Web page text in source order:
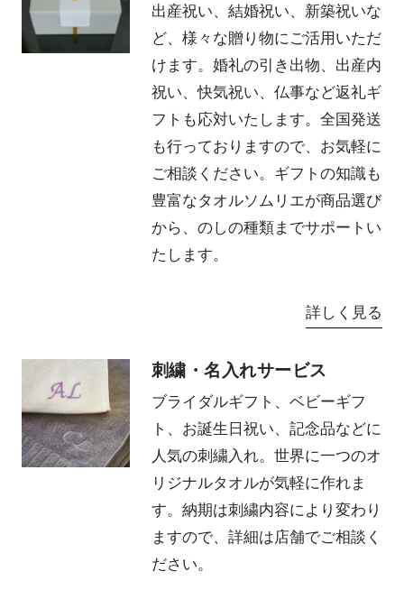
出産祝い、結婚祝い、新築祝いな
ど、様々な贈り物にご活用いただ
けます。婚礼の引き出物、出産内
祝い、快気祝い、仏事など返礼ギ
フトも応対いたします。全国発送
も行っておりますので、お気軽に
ご相談ください。ギフトの知識も
豊富なタオルソムリエが商品選び
から、のしの種類までサポートい
たします。
詳しく見る
刺繍・名入れサービス
ブライダルギフト、ベビーギフ
ト、お誕生日祝い、記念品などに
人気の刺繍入れ。世界に一つのオ
リジナルタオルが気軽に作れま
す。納期は刺繍内容により変わり
ますので、詳細は店舗でご相談く
ださい。